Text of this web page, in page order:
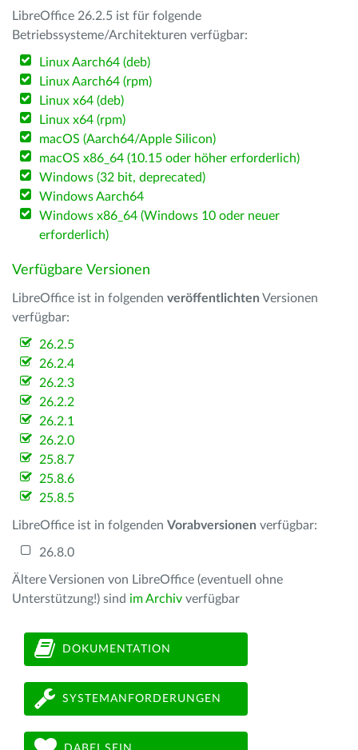
LibreOffice 26.2.5 ist für folgende
Betriebssysteme/Architekturen verfügbar:
Linux Aarch64 (deb)
Linux Aarch64 (rpm)
Linux x64 (deb)
Linux x64 (rpm)
macOS (Aarch64/Apple Silicon)
macOS x86_64 (10.15 oder höher erforderlich)
Windows (32 bit, deprecated)
Windows Aarch64
Windows x86_64 (Windows 10 oder neuer
erforderlich)
Verfügbare Versionen
LibreOffice ist in folgenden veröffentlichten Versionen
verfügbar:
26.2.5
26.2.4
26.2.3
26.2.2
26.2.1
26.2.0
25.8.7
25.8.6
25.8.5
LibreOffice ist in folgenden Vorabversionen verfügbar:
26.8.0
Ältere Versionen von LibreOffice (eventuell ohne
Unterstützung!) sind im Archiv verfügbar
DOKUMENTATION
SYSTEMANFORDERUNGEN